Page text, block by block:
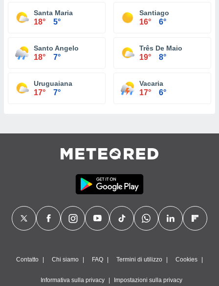
Santa Maria
18° 5°
Santiago
16° 6°
Santo Angelo
18° 7°
Três De Maio
19° 8°
Uruguaiana
17° 7°
Vacaria
17° 6°
Contatto Chi siamo FAQ Termini di utilizzo Cookies
Informativa sulla privacy Impostazioni sulla privacy